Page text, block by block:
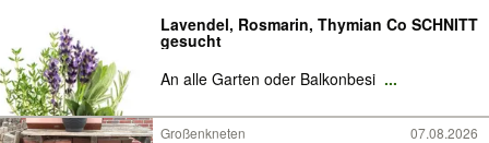
Lavendel, Rosmarin, Thymian Co SCHNITT
gesucht
An alle Garten oder Balkonbesi ...
Großenkneten 07.08.2026